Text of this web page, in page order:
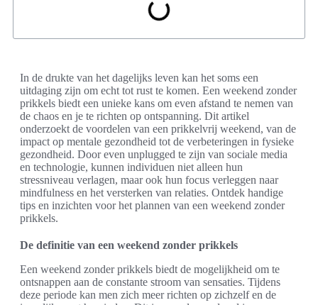
In de drukte van het dagelijks leven kan het soms een
uitdaging zijn om echt tot rust te komen. Een weekend zonder
prikkels biedt een unieke kans om even afstand te nemen van
de chaos en je te richten op ontspanning. Dit artikel
onderzoekt de voordelen van een prikkelvrij weekend, van de
impact op mentale gezondheid tot de verbeteringen in fysieke
gezondheid. Door even unplugged te zijn van sociale media
en technologie, kunnen individuen niet alleen hun
stressniveau verlagen, maar ook hun focus verleggen naar
mindfulness en het versterken van relaties. Ontdek handige
tips en inzichten voor het plannen van een weekend zonder
prikkels.
De definitie van een weekend zonder prikkels
Een weekend zonder prikkels biedt de mogelijkheid om te
ontsnappen aan de constante stroom van sensaties. Tijdens
deze periode kan men zich meer richten op zichzelf en de